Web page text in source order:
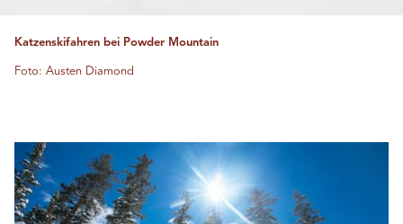
Katzenskifahren bei Powder Mountain
Foto: Austen Diamond